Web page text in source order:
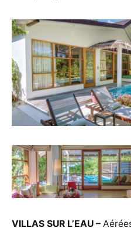
VILLAS SUR L’EAU –